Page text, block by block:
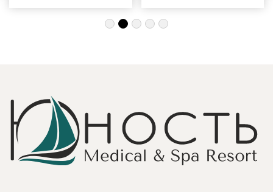
для клиента! Вот
услуги уколов
озона или
углекислого газа;)
Тут главное,
чтобы
высококлассные
Шикарные аква
спортивными
море цветов,
фонтаны и
собственный
остров для